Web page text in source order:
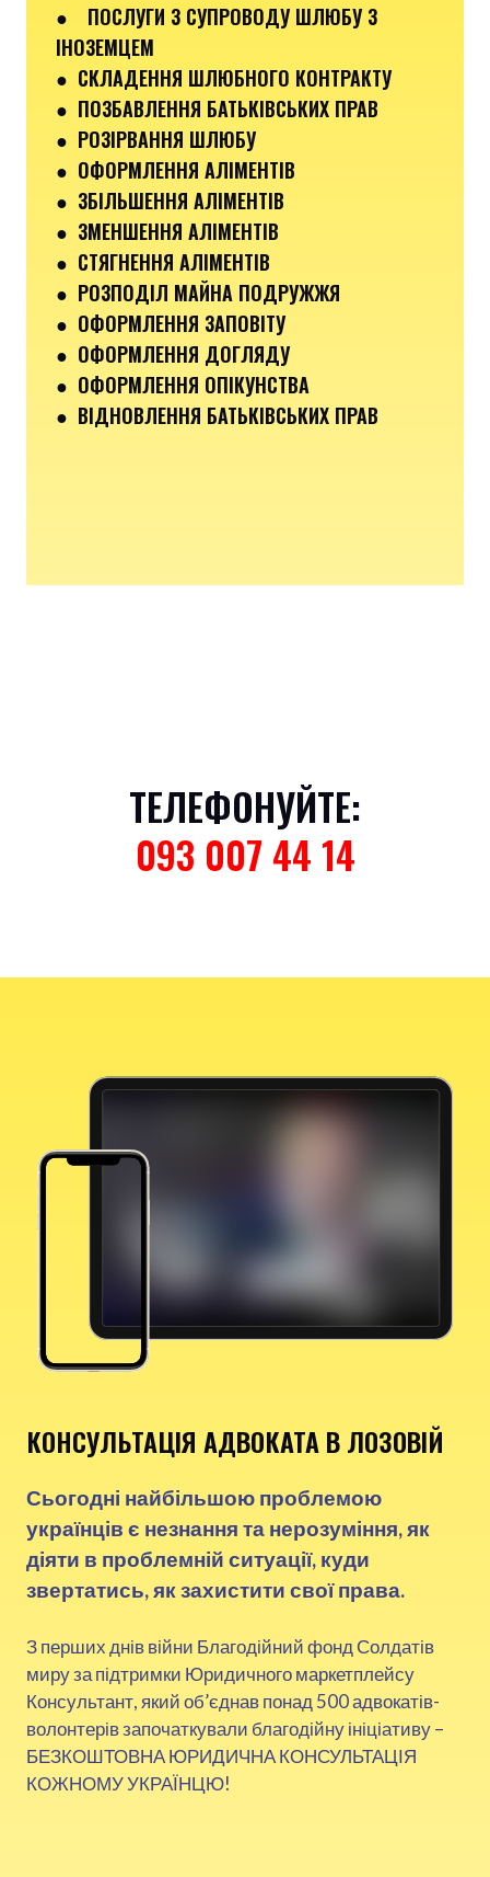
●
ПОСЛУГИ З СУПРОВОДУ ШЛЮБУ З
ІНОЗЕМЦЕМ
● СКЛАДЕННЯ ШЛЮБНОГО КОНТРАКТУ
● ПОЗБАВЛЕННЯ БАТЬКІВСЬКИХ ПРАВ
● РОЗІРВАННЯ ШЛЮБУ
● ОФОРМЛЕННЯ АЛІМЕНТІВ
● ЗБІЛЬШЕННЯ АЛІМЕНТІВ
● ЗМЕНШЕННЯ АЛІМЕНТІВ
● СТЯГНЕННЯ АЛІМЕНТІВ
● РОЗПОДІЛ МАЙНА ПОДРУЖЖЯ
● ОФОРМЛЕННЯ ЗАПОВІТУ
● ОФОРМЛЕННЯ ДОГЛЯДУ
● ОФОРМЛЕННЯ ОПІКУНСТВА
● ВІДНОВЛЕННЯ БАТЬКІВСЬКИХ ПРАВ
ТЕЛЕФОНУЙТЕ:
093 007 44 14
КОНСУЛЬТАЦІЯ АДВОКАТА В ЛОЗОВІЙ
Сьогодні найбільшою проблемою
українців є незнання та нерозуміння, як
діяти в проблемній ситуації, куди
звертатись, як захистити свої права.
З перших днів війни Благодійний фонд Солдатів
миру за підтримки Юридичного маркетплейсу
Консультант, який об’єднав понад 500 адвокатів-
волонтерів започаткували благодійну ініціативу –
БЕЗКОШТОВНА ЮРИДИЧНА КОНСУЛЬТАЦІЯ
КОЖНОМУ УКРАЇНЦЮ!